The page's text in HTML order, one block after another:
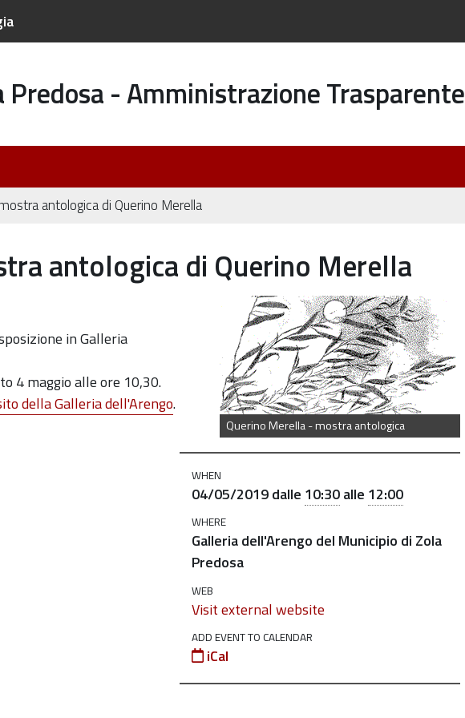
Predosa - Amministrazione Trasparente
antologica di Querino Merella
antologica di Querino Merella
Querino Merella - mostra antologica
inaugurazione-
WHEN
04/05/2019dalle 10:30alle 12:00
WHERE
Galleria dell'Arengo del Municipio di Zola
Predosa
WEB
Visit external website
ADD EVENT TO CALENDAR
iCal
in Galleria
4 maggio alle ore 10,30.
della Galleria dell'Arengo.